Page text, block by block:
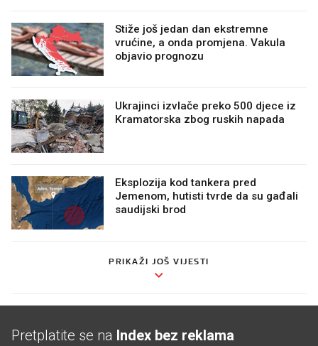
Stiže još jedan dan ekstremne
vrućine, a onda promjena. Vakula
objavio prognozu
Ukrajinci izvlače preko 500 djece iz
Kramatorska zbog ruskih napada
Eksplozija kod tankera pred
Jemenom, hutisti tvrde da su gađali
saudijski brod
PRIKAŽI JOŠ VIJESTI
Pretplatite se na Index bez reklama